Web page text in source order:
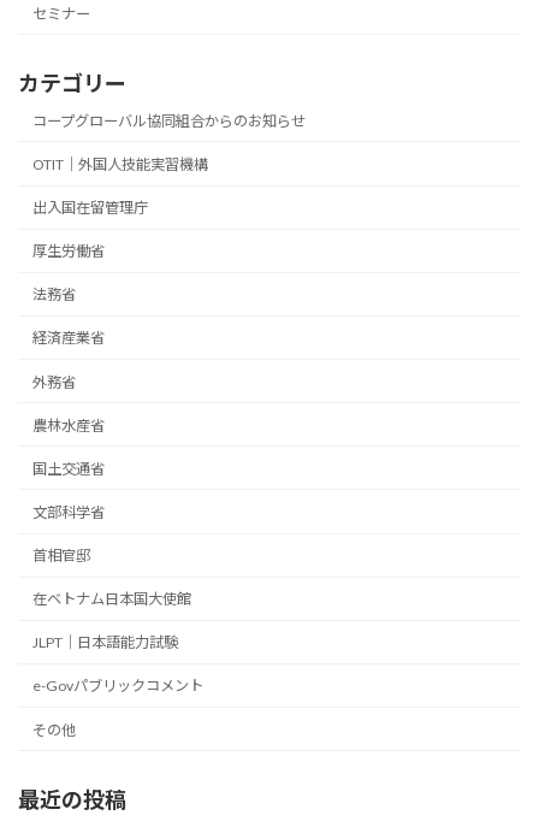
セミナー
カテゴリー
コープグローバル協同組合からのお知らせ
OTIT｜外国人技能実習機構
出入国在留管理庁
厚生労働省
法務省
経済産業省
外務省
農林水産省
国土交通省
文部科学省
首相官邸
在ベトナム日本国大使館
JLPT｜日本語能力試験
e-Govパブリックコメント
その他
最近の投稿